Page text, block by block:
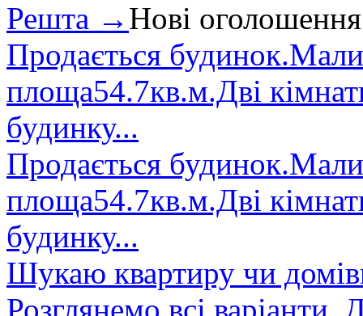
Решта → Нові оголошення
Продається
площа54.7кв.м.Дві
будинку...
Продається
площа54.7кв.м.Дві
будинку...
Шукаю квартиру чи